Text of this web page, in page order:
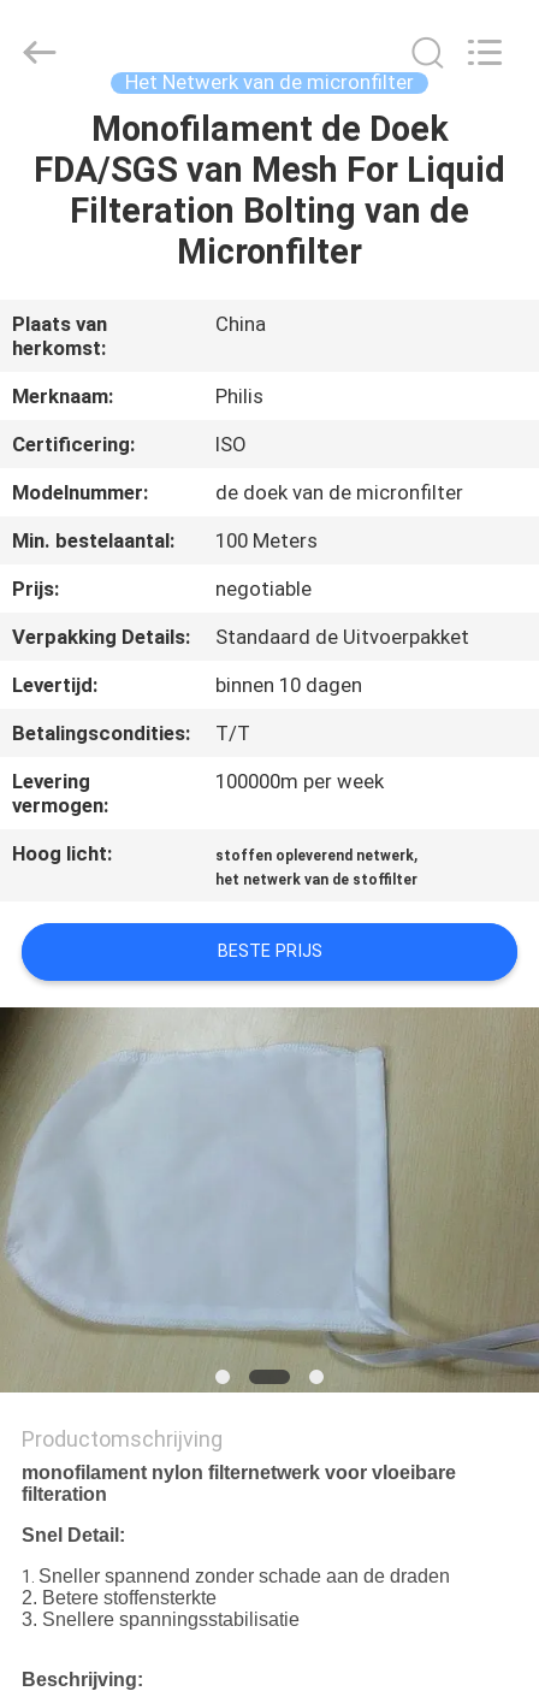
PRODUCTEN
ONS
FABRIEKSREIS
KWALITEITSCONTROLE
CONTACTEER
ONS
VERZOEK
CITAAT
SITEMAP
POLICY
Technology
Het Netwerk van de micronfilter
Monofilament de Doek
FDA/SGS van Mesh For Liquid
Filteration Bolting van de
Micronfilter
Plaats van
herkomst:
China
Merknaam:
Philis
Certificering:
ISO
Modelnummer:
de doek van de micronfilter
Min. bestelaantal:
100 Meters
Prijs:
negotiable
Verpakking Details:
Standaard de Uitvoerpakket
Levertijd:
binnen 10 dagen
Betalingscondities:
T/T
Levering
vermogen:
100000m per week
Hoog licht: stoffen opleverend netwerk,
het netwerk van de stoffilter
BESTE PRIJS
Productomschrijving
monofilament nylon filternetwerk voor vloeibare
filteration
Snel Detail:
1. Sneller spannend zonder schade aan de draden
2. Betere stoffensterkte
3. Snellere spanningsstabilisatie
Beschrijving: